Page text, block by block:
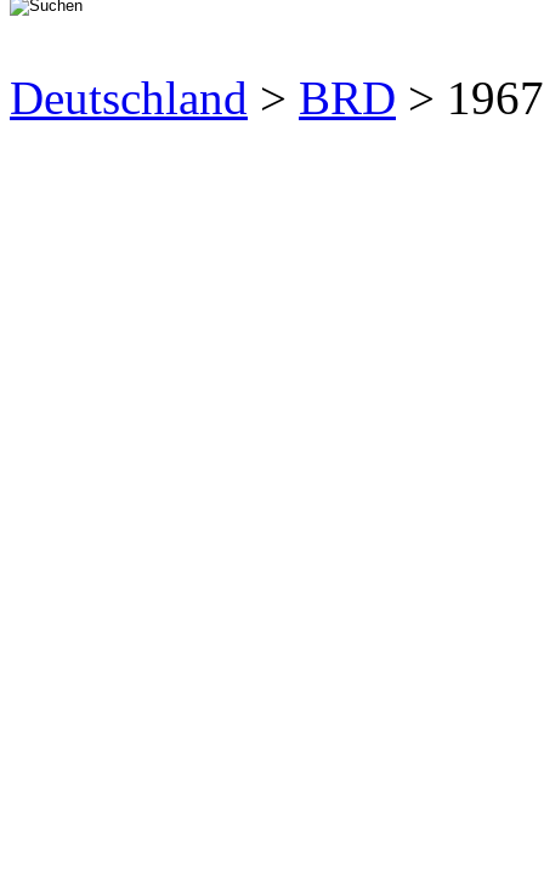
Deutschland > BRD >